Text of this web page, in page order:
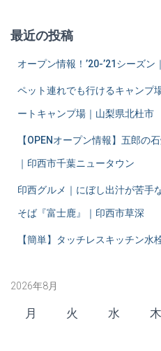
最近の投稿
オープン情報！’20-’21シーズ
ペット連れでも行けるキャンプ
ートキャンプ場｜山梨県北杜市
【OPENオープン情報】五郎の
｜印西市千葉ニュータウン
印西グルメ｜にぼし出汁が苦手
そば『富士鹿』｜印西市草深
【簡単】タッチレスキッチン水
2026年8月
月 火 水 木